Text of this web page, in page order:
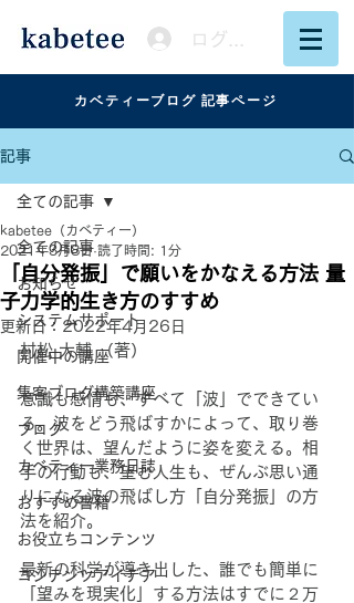
ログイン
カベティーブログ 記事ページ
記事
全ての記事
お知らせ
システムサポート
開催中の講座
集客ブログ構築講座
ブログ
カベティー業務日誌
おすすめ書籍
お役立ちコンテンツ
コンテンツアイデア
全ての記事
「自分発振」で願いをかなえる方法 量
子力学的生き方のすすめ
kabetee（カベティー）
2021年3月8日 読了時間: 1分
更新日： 2022年4月26日
村松 大輔 （著）
意識も感情も、すべて「波」でできてい
る。波をどう飛ばすかによって、取り巻
く世界は、望んだように姿を変える。相
手の行動も、望む人生も、ぜんぶ思い通
りになる波の飛ばし方「自分発振」の方
法を紹介。
最新の科学が導き出した、誰でも簡単に
「望みを現実化」する方法はすでに２万